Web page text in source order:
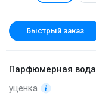
Быстрый заказ
Парфюмерная вода
уценка